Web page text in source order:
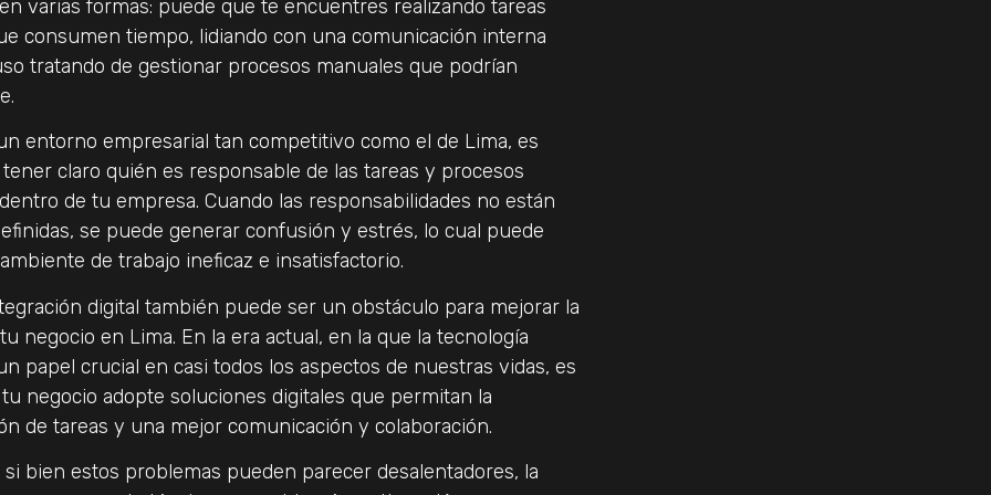
varias formas: puede que te encuentres realizando tareas
consumen tiempo, lidiando con una comunicación interna
tratando de gestionar procesos manuales que podrían
entorno empresarial tan competitivo como el de Lima, es
claro quién es responsable de las tareas y procesos
de tu empresa. Cuando las responsabilidades no están
se puede generar confusión y estrés, lo cual puede
de trabajo ineficaz e insatisfactorio.
digital también puede ser un obstáculo para mejorar la
negocio en Lima. En la era actual, en la que la tecnología
papel crucial en casi todos los aspectos de nuestras vidas, es
negocio adopte soluciones digitales que permitan la
de tareas y una mejor comunicación y colaboración.
bien estos problemas pueden parecer desalentadores, la